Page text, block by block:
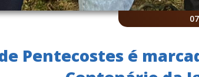
Pentecostes é